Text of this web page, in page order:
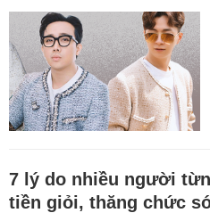
7 lý do nhiều người
tiền giỏi, thăng chức